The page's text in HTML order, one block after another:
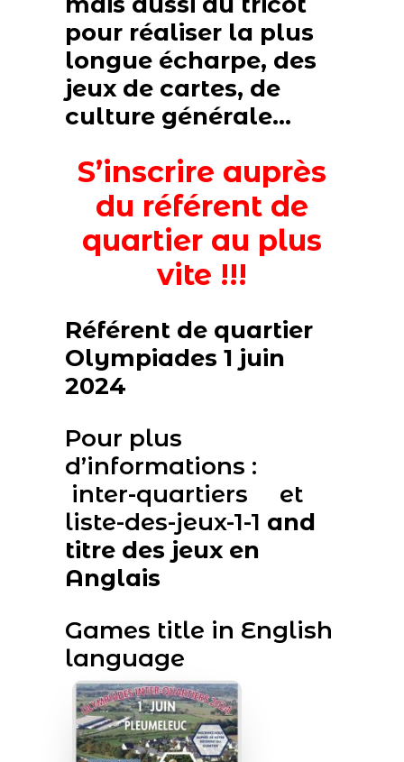
pour réaliser la plus
longue écharpe, des
jeux de cartes, de
culture générale…
S’inscrire auprès
du référent de
quartier au plus
vite !!!
Référent de quartier
Olympiades 1 juin
2024
Pour plus
d’informations :
inter-quartiers et
liste-des-jeux-1-1 and
titre des jeux en
Anglais
Games title in English
language